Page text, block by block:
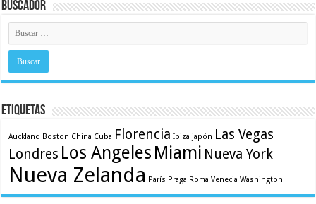
Buscador
Etiquetas
Auckland Boston China Cuba Florencia Ibiza japón Las Vegas
Londres Los Angeles Miami Nueva York
Nueva Zelanda París Praga Roma Venecia Washington